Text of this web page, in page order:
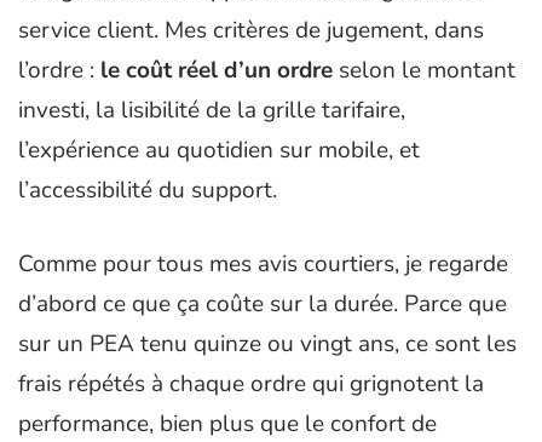
service client. Mes critères de jugement, dans
l’ordre : le coût réel d’un ordre selon le montant
investi, la lisibilité de la grille tarifaire,
l’expérience au quotidien sur mobile, et
l’accessibilité du support.
Comme pour tous mes avis courtiers, je regarde
d’abord ce que ça coûte sur la durée. Parce que
sur un PEA tenu quinze ou vingt ans, ce sont les
frais répétés à chaque ordre qui grignotent la
performance, bien plus que le confort de